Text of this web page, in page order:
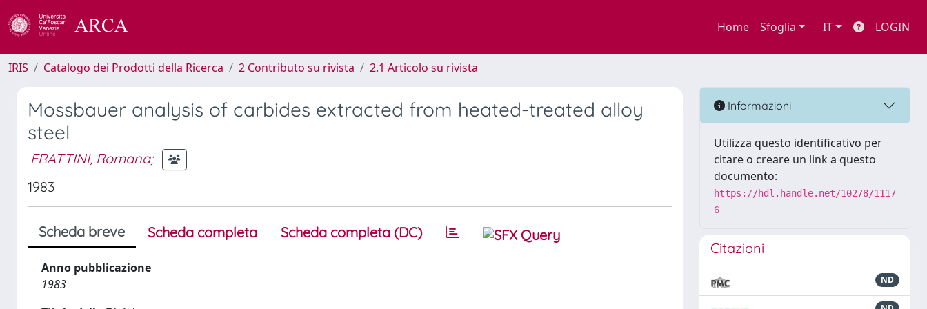
Home Sfoglia IT LOGIN
IRIS Catalogo dei Prodotti della Ricerca 2 Contributo su rivista 2.1 Articolo su rivista
Mossbauer analysis of carbides extracted from heated-treated alloy
steel
FRATTINI, Romana;
1983
Scheda breve Scheda completa Scheda completa (DC)
Anno pubblicazione
1983
Informazioni
Utilizza questo identificativo per
citare o creare un link a questo
documento:
https://hdl.handle.net/10278/1117
6
Citazioni
ND